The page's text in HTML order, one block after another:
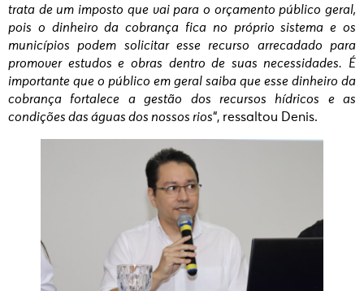
trata de um imposto que vai para o orçamento público geral,
pois o dinheiro da cobrança fica no próprio sistema e os
municípios podem solicitar esse recurso arrecadado para
promover estudos e obras dentro de suas necessidades. É
importante que o público em geral saiba que esse dinheiro da
cobrança fortalece a gestão dos recursos hídricos e as
condições das águas dos nossos rios“, ressaltou Denis.